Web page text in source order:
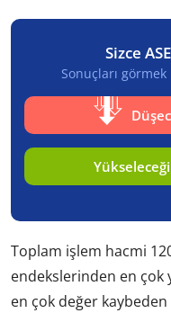
Sizce
Sonuçları görmek
Toplam işlem hacmi
endekslerinden en çok
en çok değer